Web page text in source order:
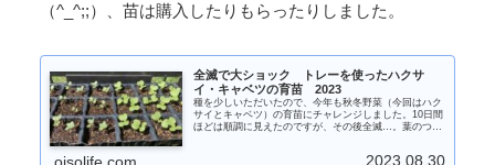
（^_^;;）、苗は購入したりもらったりしました。
全滅で大ショック トレーを使ったハクサ
イ・キャベツの育苗 2023
種を少しいただいたので、今年も秋冬野菜（今回はハク
サイとキャベツ）の育苗にチャレンジしました。10日間
ほどは順調に見えたのですが、その後全滅…。葉のつけ
2023.08.30